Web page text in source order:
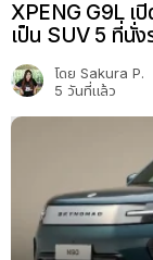
XPENG G9L เ
เป็น SUV 5 ที่นั่ง
โดย Sakura P.
5 วันที่แล้ว